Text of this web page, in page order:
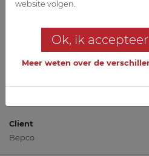
nouveau centre
Un projet transfrontalier où nous
Client
Bepco
website volgen.
Ok, ik
Meer weten over de